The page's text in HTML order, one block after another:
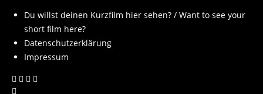
Du willst deinen Kurzfilm hier sehen? / Want to see your
short film here?
Datenschutzerklärung
Impressum